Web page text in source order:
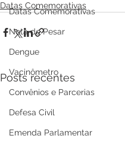
Datas Comemorativas
Nota de Pesar
Dengue
Vacinômetro
Convênios e Parcerias
Defesa Civil
Emenda Parlamentar
Datas Comemorativas
Posts recentes